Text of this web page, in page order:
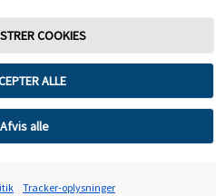
Sensorenheden, FreeStyle, Libre,
COOKIES
ALLE
Afvis alle
Tracker-oplysninger